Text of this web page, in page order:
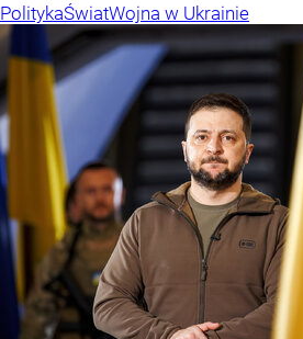
PolitykaŚwiatWojna w Ukrainie